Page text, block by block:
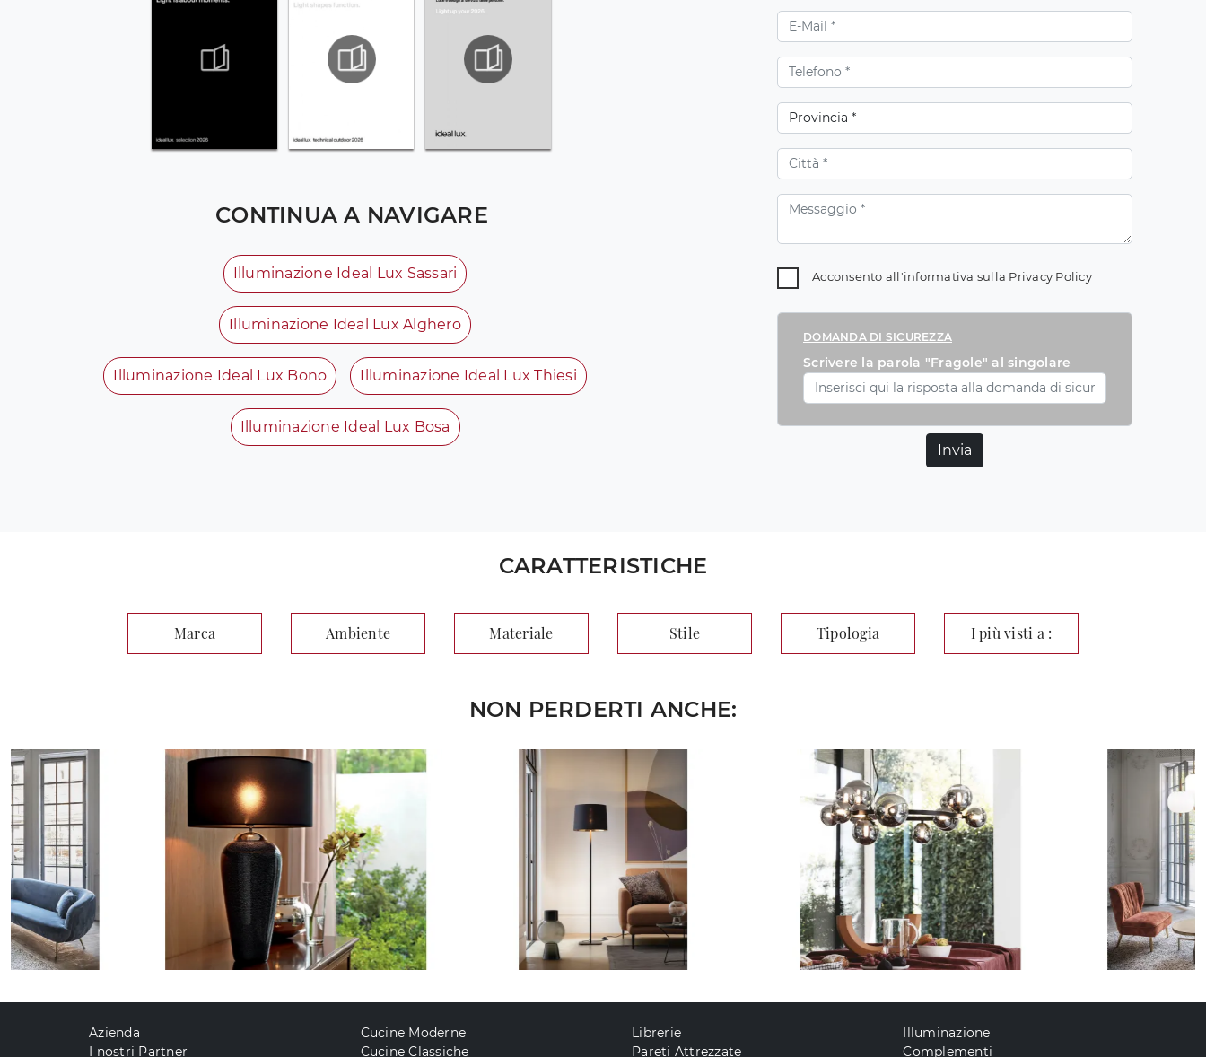
CONTINUA A NAVIGARE
Illuminazione Ideal Lux Sassari
Illuminazione Ideal Lux Alghero
Illuminazione Ideal Lux Bono Illuminazione Ideal Lux Thiesi
Illuminazione Ideal Lux Bosa
Acconsento all'informativa sulla Privacy Policy
DOMANDA DI SICUREZZA
Scrivere la parola "Fragole" al singolare
Invia
CARATTERISTICHE
Marca Ambiente Materiale Stile Tipologia I più visti a :
NON PERDERTI ANCHE:
Azienda
I nostri Partner
Cucine Moderne
Cucine Classiche
Librerie
Pareti Attrezzate
Illuminazione
Complementi